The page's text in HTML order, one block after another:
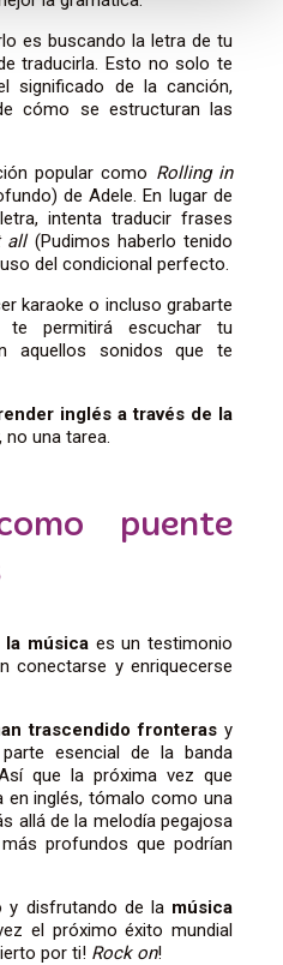
es buscando la letra de tu
traducirla. Esto no solo te
significado de la canción,
cómo se estructuran las
popular como Rolling in
de Adele. En lugar de
intenta traducir frases
all(Pudimos haberlo tenido
del condicional perfecto.
karaoke o incluso grabarte
te permitirá escuchar tu
aquellos sonidos que te
inglés a través de la
no una tarea.
puente
música es un testimonio
conectarse y enriquecerse
trascendido fronteras y
esencial de la banda
que la próxima vez que
inglés, tómalo como una
allá de la melodía pegajosa
profundos que podrían
y disfrutando de lamúsica
el próximo éxito mundial
por ti! Rock on!